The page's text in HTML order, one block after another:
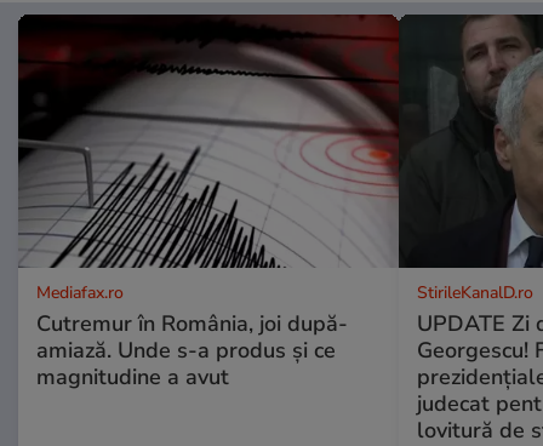
Mediafax.ro
Cutremur în România, joi după-
amiază. Unde s-a produs și ce
magnitudine a avut
StirileKanalD.ro
UPDATE Zi
Georgescu!
judecat
lovitură de